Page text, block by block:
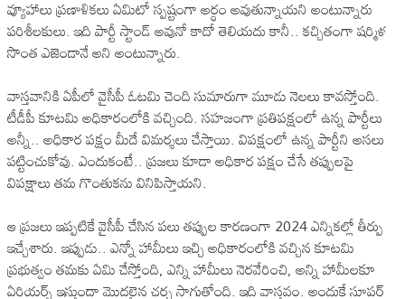
వ్యూహాలు ప్రణాళికలు ఏమిటో స్పష్టంగా అర్ధం అవుతున్నాయని అంటున్నారు
పరిశీలకులు. ఇది పార్టీ స్టాండ్ అవునో కాదో తెలియదు కానీ.. కచ్చితంగా షర్మిళ
సొంత ఎజెండానే అని అంటున్నారు.
వాస్తవానికి ఏపీలో వైసీపీ ఓటమి చెంది సుమారుగా మూడు నెలలు కావస్తోంది.
టీడీపీ కూటమి అధికారంలోకి వచ్చింది. సహజంగా ప్రతిపక్షంలో ఉన్న పార్టీలు
అన్నీ.. అధికార పక్షం మీదే విమర్శలు చేస్తాయి. విపక్షంలో ఉన్న పార్టీని అసలు
పట్టించుకోవు. ఎందుకంటే.. ప్రజలు కూడా అధికార పక్షం చేసే తప్పులపై
విపక్షాలు తమ గొంతుకను వినిపిస్తాయని.
ఆ ప్రజలు ఇప్పటికే వైసీపీ చేసిన పలు తప్పుల కారణంగా 2024 ఎన్నికల్లో తీర్పు
ఇచ్చేశారు. ఇప్పుడు.. ఎన్నో హామీలు ఇచ్చి అధికారంలోకి వచ్చిన కూటమి
ప్రభుత్వం తమకు ఏమి చేస్తోంది, ఎన్ని హామీలు నెరవేరించి, అన్ని హామీలకూ
ఏరియర్స్ ఇస్తుందా మొదలైన చర్చ సాగుతోంది. ఇది వాస్తవం. అందుకే సూపర్